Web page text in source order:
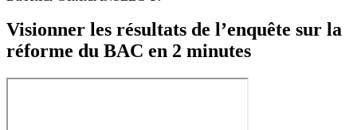
Visionner les résultats de l’enquête sur la
réforme du BAC en 2 minutes